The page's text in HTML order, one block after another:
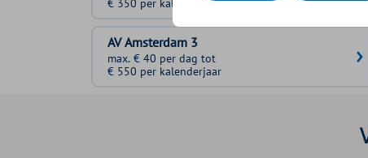
AV Amsterdam 3
max. € 40 per dag tot
€ 550 per kalenderjaar